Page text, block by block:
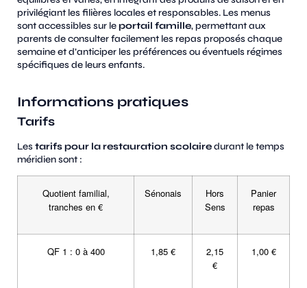
privilégiant les filières locales et responsables. Les menus
sont accessibles sur leportail famille, permettant aux
parents de consulter facilement les repas proposés chaque
semaine et d’anticiper les préférences ou éventuels régimes
spécifiques de leurs enfants.
Informations pratiques
Tarifs
Lestarifs pour la restauration scolairedurant le temps
méridien sont :
Quotient familial,
tranches en €
Sénonais
Hors
Sens
Panier
repas
QF 1 : 0 à 400 1,85 €
2,15
€
1,00 €